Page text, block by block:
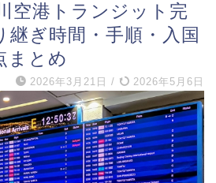
空港トランジット完
継ぎ時間・手順・入国
まとめ
2026年3月21日 / 2026年5月6日